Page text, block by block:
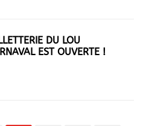
DU LOU
EST OUVERTE !